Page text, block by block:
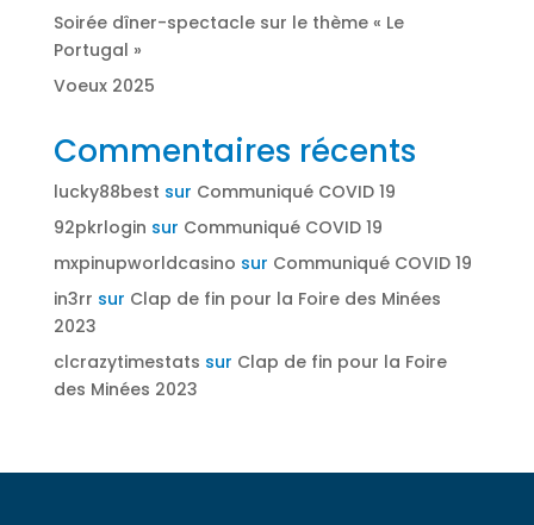
Soirée dîner-spectacle sur le thème « Le
Portugal »
Voeux 2025
Commentaires récents
lucky88best sur Communiqué COVID 19
92pkrlogin sur Communiqué COVID 19
mxpinupworldcasino sur Communiqué COVID 19
in3rr sur Clap de fin pour la Foire des Minées
2023
clcrazytimestats sur Clap de fin pour la Foire
des Minées 2023